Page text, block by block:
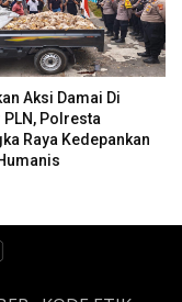
Aksi Damai Di
PLN, Polresta
Raya Kedepankan